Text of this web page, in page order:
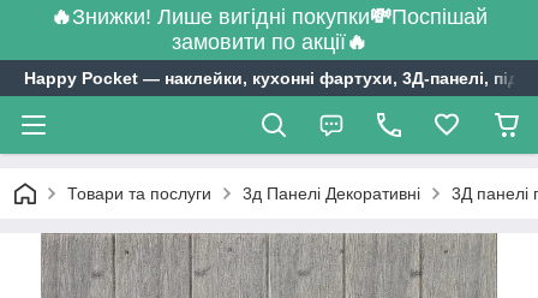
🔥Знижки! Лише вигідні покупки💸Поспішай
замовити по акції🔥
Happy Pocket ― наклейки, кухонні фартухи, 3Д-панелі,
Товари та послуги 3д Панелі Декоративні 3Д панелі